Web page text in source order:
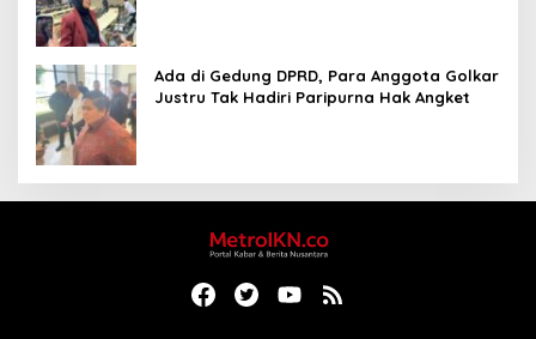
Ada di Gedung DPRD, Para Anggota Golkar
Justru Tak Hadiri Paripurna Hak Angket